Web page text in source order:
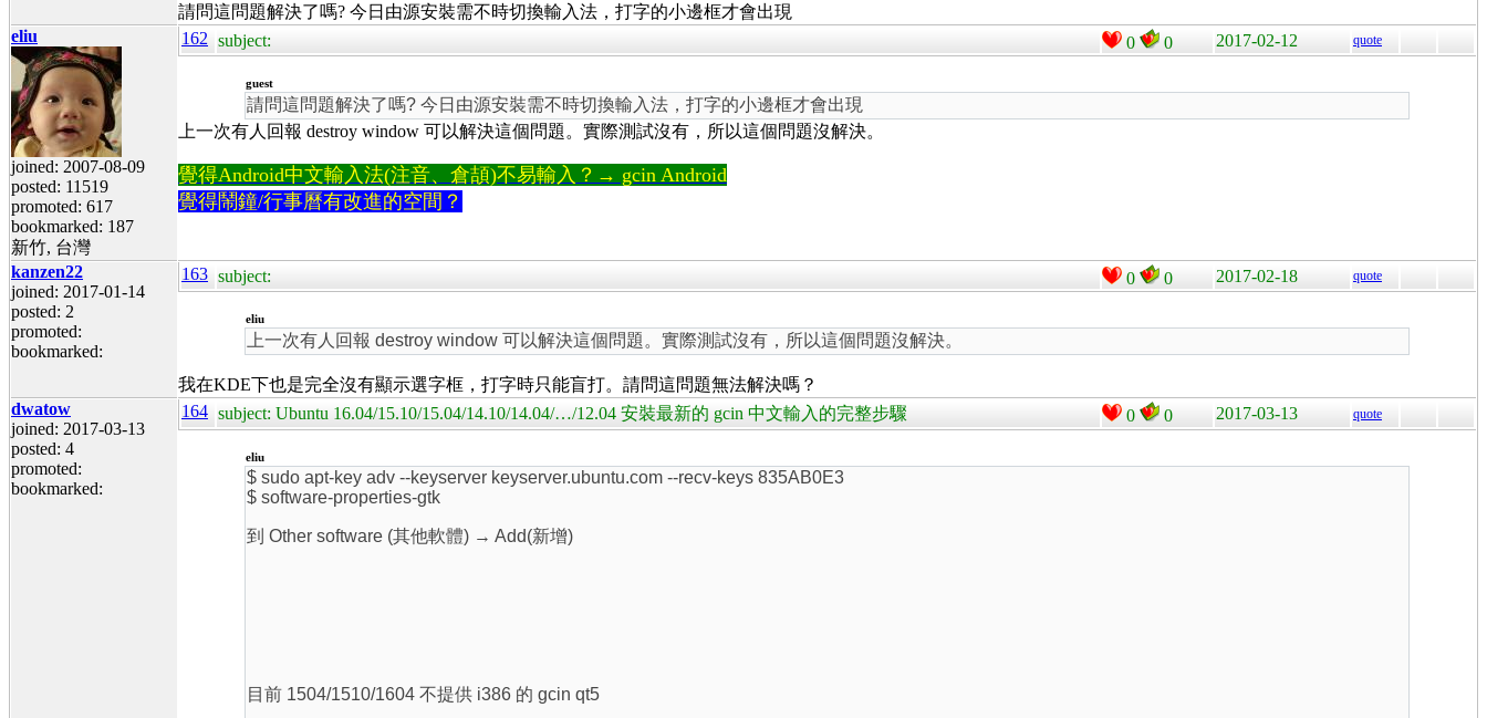
請問這問題解決了嗎? 今日由源安裝需不時切換輸入法，打字的小邊框才會出現
eliu
joined: 2007-08-09
posted: 11519
promoted: 617
bookmarked: 187
新竹, 台灣
162 subject: 0 0 2017-02-12 quote
guest
請問這問題解決了嗎? 今日由源安裝需不時切換輸入法，打字的小邊框才會出現
上一次有人回報 destroy window 可以解決這個問題。實際測試沒有，所以這個問題沒解決。
覺得Android中文輸入法(注音、倉頡)不易輸入？→ gcin Android
覺得鬧鐘/行事曆有改進的空間？
kanzen22
joined: 2017-01-14
posted: 2
promoted:
bookmarked:
163 subject: 0 0 2017-02-18 quote
eliu
上一次有人回報 destroy window 可以解決這個問題。實際測試沒有，所以這個問題沒解決。
我在KDE下也是完全沒有顯示選字框，打字時只能盲打。請問這問題無法解決嗎？
dwatow
joined: 2017-03-13
posted: 4
promoted:
bookmarked:
164 subject: Ubuntu 16.04/15.10/15.04/14.10/14.04/…/12.04 安裝最新的 gcin 中文輸入的完整步驟 0 0 2017-03-13 quote
eliu
$ sudo apt-key adv --keyserver keyserver.ubuntu.com --recv-keys 835AB0E3
$ software-properties-gtk
到 Other software (其他軟體) → Add(新增)
目前 1504/1510/1604 不提供 i386 的 gcin qt5